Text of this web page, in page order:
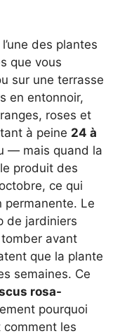
des plantes
que vous
sur une terrasse
en entonnoir,
roses et
à peine 24 à
— mais quand la
produit des
ce qui
permanente. Le
de jardiniers
avant
que la plante
semaines. Ce
rosa-
pourquoi
les